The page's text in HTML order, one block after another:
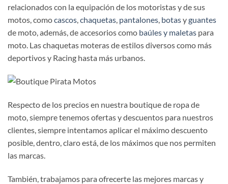
relacionados con la equipación de los motoristas y de sus
motos, comocascos,chaquetas, pantalones, botasyguantes
de moto, además, de accesorios como baúles y maletas para
moto. Las chaquetas moteras de estilos diversos como más
deportivos y Racing hasta más urbanos.
Respecto de los precios en nuestra boutique de ropa de
moto, siempre tenemos ofertas y descuentos para nuestros
clientes, siempre intentamos aplicar el máximo descuento
posible, dentro, claro está, de los máximos que nos permiten
las marcas.
También, trabajamos para ofrecerte las mejores marcas y